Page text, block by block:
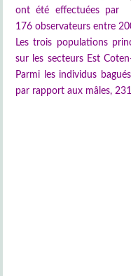
ont été effectuées par
176 observateurs entre
Les trois populations
sur les secteurs Est
Parmi les individus
par rapport aux mâles,